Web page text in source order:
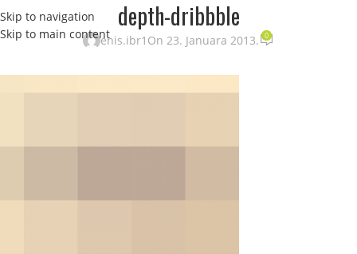
Skip to navigation
Skip to main content
depth-dribbble
enis.ibr1 On 23. Januara 2013. 0